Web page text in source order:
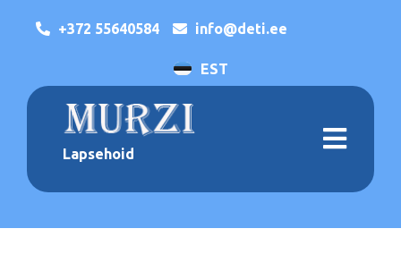
+372 55640584 info@deti.ee
EST
Lapsehoid